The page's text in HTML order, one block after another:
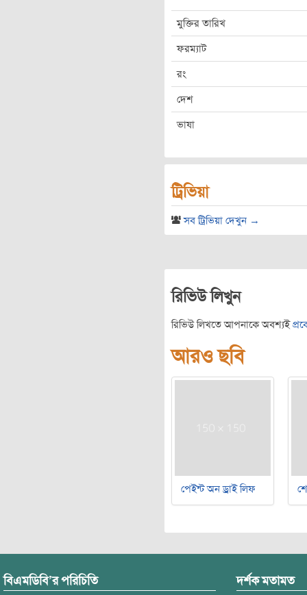
মুক্তির তারিখ
ফরম্যাট
রং
দেশ
ভাষা
ট্রিভিয়া
সব ট্রিভিয়া দেখুন →
রিভিউ লিখুন
রিভিউ লিখতে আপনাকে অবশ্যই
আরও ছবি
পেইন্ট অন ড্রাই লিফ
বিএমডিবি’র পরিচিতি দর্শক মতামত